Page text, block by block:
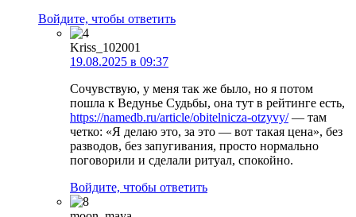
Войдите, чтобы ответить
Kriss_102001
19.08.2025 в 09:37
Сочувствую, у меня так же было, но я потом
пошла к Ведунье Судьбы, она тут в рейтинге есть,
https://namedb.ru/article/obitelnicza-otzyvy/— там
четко: «Я делаю это, за это — вот такая цена», без
разводов, без запугивания, просто нормально
поговорили и сделали ритуал, спокойно.
Войдите, чтобы ответить